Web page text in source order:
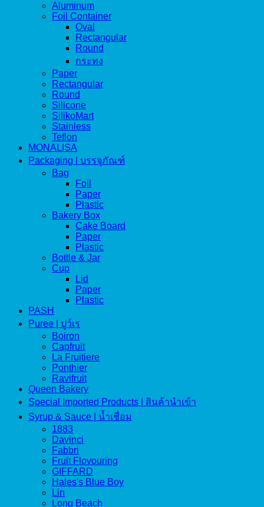
Aluminum
Foil Container
Oval
Rectangular
Round
กระทง
Paper
Rectangular
Round
Silicone
SilikoMart
Stainless
Teflon
MONALISA
Packaging | บรรจุภัณฑ์
Bag
Foil
Paper
Plastic
Bakery Box
Cake Board
Paper
Plastic
Bottle & Jar
Cup
Lid
Paper
Plastic
PASH
Puree | ปูว์เร
Boiron
Capfruit
La Fruitiere
Ponthier
Ravifruit
Queen Bakery
Special Imported Products | สินค้านำเข้า
Syrup & Sauce | น้ำเชื่อม
1883
Davinci
Fabbri
Fruit Flovouring
GIFFARD
Hales's Blue Boy
Lin
Long Beach